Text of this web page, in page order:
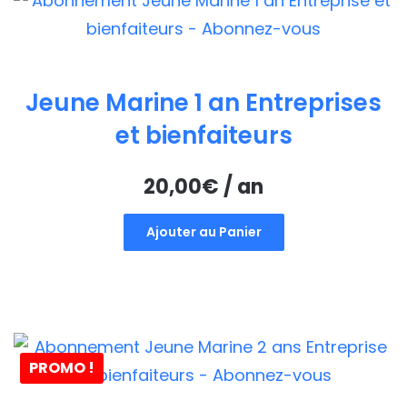
Jeune Marine 1 an Entreprises
et bienfaiteurs
20,00€/ an
Ajouter au Panier
PROMO !